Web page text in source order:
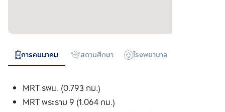
การคมนาคม สถานศึกษา โรงพยาบาล
MRT รฟม. (0.793 กม.)
MRT พระราม 9 (1.064 กม.)